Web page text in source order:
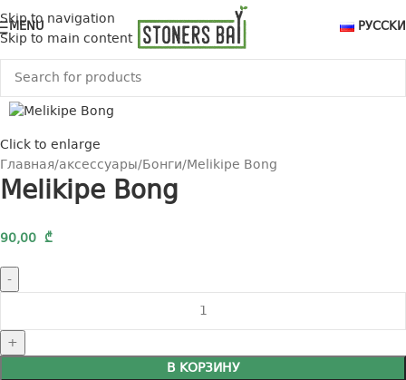
Skip to navigation
Skip to main content
MENU
Click to enlarge
Главная аксессуары Бонги Melikipe Bong
Melikipe Bong
90,00 ₾
В КОРЗИНУ